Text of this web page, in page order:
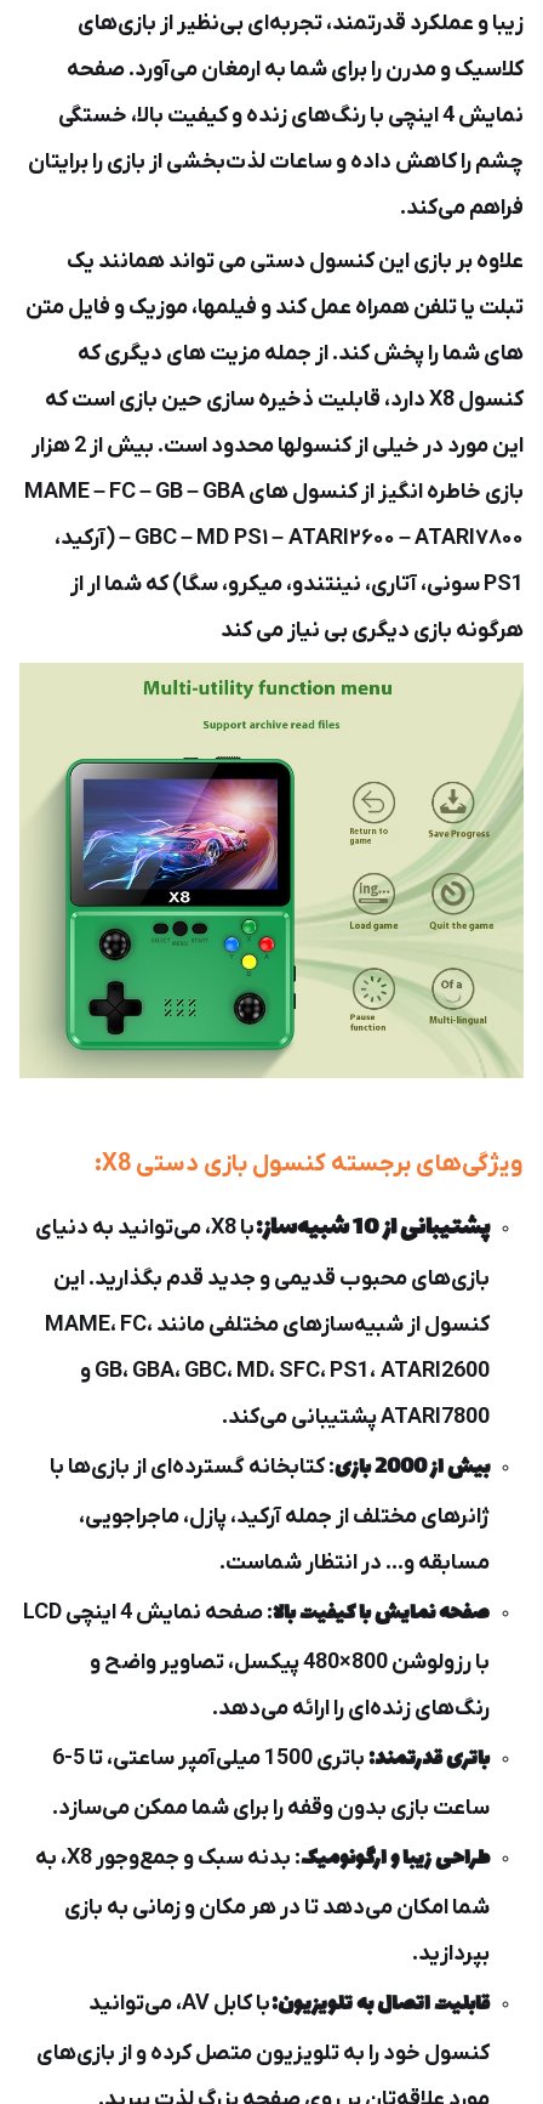
زیبا و عملکرد قدرتمند، تجربه‌ای بی‌نظیر از بازی‌های
کلاسیک و مدرن را برای شما به ارمغان می‌آورد. صفحه
نمایش 4 اینچی با رنگ‌های زنده و کیفیت بالا، خستگی
چشم را کاهش داده و ساعات لذت‌بخشی از بازی را برایتان
فراهم می‌کند.
علاوه بر بازی این کنسول دستی می تواند همانند یک
تبلت یا تلفن همراه عمل کند و فیلمها، موزیک و فایل متن
های شما را پخش کند. از جمله مزیت های دیگری که
کنسول X8 دارد، قابلیت ذخیره سازی حین بازی است که
این مورد در خیلی از کنسولها محدود است. بیش از 2 هزار
بازی خاطره انگیز از کنسول های MAME – FC – GB – GBA
– GBC – MD PS۱ – ATARI۲۶۰۰ – ATARI۷۸۰۰ (آرکید،
PS1 سونی، آتاری، نینتندو، میکرو، سگا) که شما ار از
هرگونه بازی دیگری بی نیاز می کند
ویژگی‌های برجسته کنسول بازی دستی X8:
پشتیبانی از 10 شبیه‌ساز:
با X8، می‌توانید به دنیای
بازی‌های محبوب قدیمی و جدید قدم بگذارید. این
کنسول از شبیه‌سازهای مختلفی مانند MAME، FC،
GB، GBA، GBC، MD، SFC، PS1، ATARI2600 و
ATARI7800 پشتیبانی می‌کند.
بیش از 2000 بازی
: کتابخانه گسترده‌ای از بازی‌ها با
ژانرهای مختلف از جمله آرکید، پازل، ماجراجویی،
مسابقه و... در انتظار شماست.
صفحه نمایش با کیفیت بالا
: صفحه نمایش 4 اینچی LCD
با رزولوشن 800×480 پیکسل، تصاویر واضح و
رنگ‌های زنده‌ای را ارائه می‌دهد.
باتری قدرتمند:
باتری 1500 میلی‌آمپر ساعتی، تا 5-6
ساعت بازی بدون وقفه را برای شما ممکن می‌سازد.
طراحی زیبا و ارگونومیک
: بدنه سبک و جمع‌وجور X8، به
شما امکان می‌دهد تا در هر مکان و زمانی به بازی
بپردازید.
قابلیت اتصال به تلویزیون:
با کابل AV، می‌توانید
کنسول خود را به تلویزیون متصل کرده و از بازی‌های